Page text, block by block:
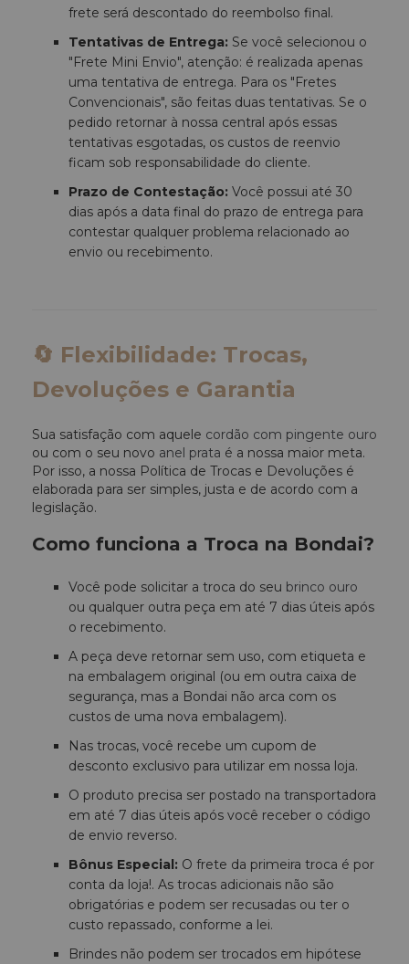
frete será descontado do reembolso final.
Tentativas de Entrega: Se você selecionou o
"Frete Mini Envio", atenção: é realizada apenas
uma tentativa de entrega. Para os "Fretes
Convencionais", são feitas duas tentativas. Se o
pedido retornar à nossa central após essas
tentativas esgotadas, os custos de reenvio
ficam sob responsabilidade do cliente.
Prazo de Contestação: Você possui até 30
dias após a data final do prazo de entrega para
contestar qualquer problema relacionado ao
envio ou recebimento.
🔄 Flexibilidade: Trocas,
Devoluções e Garantia
Sua satisfação com aquele cordão com pingente ouro
ou com o seu novo anel prata é a nossa maior meta.
Por isso, a nossa Política de Trocas e Devoluções é
elaborada para ser simples, justa e de acordo com a
legislação.
Como funciona a Troca na Bondai?
Você pode solicitar a troca do seu brinco ouro
ou qualquer outra peça em até 7 dias úteis após
o recebimento.
A peça deve retornar sem uso, com etiqueta e
na embalagem original (ou em outra caixa de
segurança, mas a Bondai não arca com os
custos de uma nova embalagem).
Nas trocas, você recebe um cupom de
desconto exclusivo para utilizar em nossa loja.
O produto precisa ser postado na transportadora
em até 7 dias úteis após você receber o código
de envio reverso.
Bônus Especial: O frete da primeira troca é por
conta da loja!. As trocas adicionais não são
obrigatórias e podem ser recusadas ou ter o
custo repassado, conforme a lei.
Brindes não podem ser trocados em hipótese